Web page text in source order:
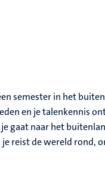
semester in het
en je talenkennis
gaat naar het
reist de wereld rond,